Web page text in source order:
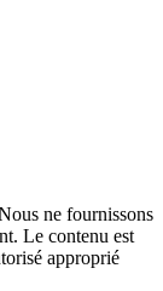
ne fournissons
Le contenu est
approprié